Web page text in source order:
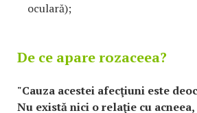
oculară);
De ce apare rozaceea?
"Cauza acestei afecţiuni este
Nu există nici o relaţie cu